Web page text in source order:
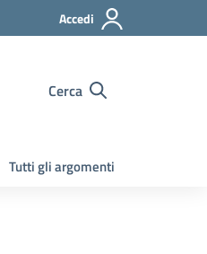
Accedi
Cerca
Tutti gli argomenti